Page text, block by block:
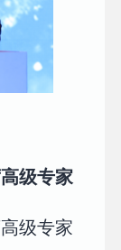
级专家
级专家